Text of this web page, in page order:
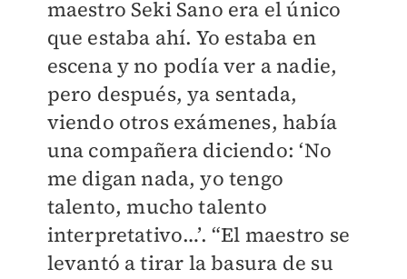
maestro Seki Sano era el único
que estaba ahí. Yo estaba en
escena y no podía ver a nadie,
pero después, ya sentada,
viendo otros exámenes, había
una compañera diciendo: ‘No
me digan nada, yo tengo
talento, mucho talento
interpretativo…’. “El maestro se
levantó a tirar la basura de su